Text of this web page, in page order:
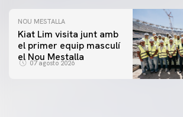
NOU MESTALLA
Kiat Lim visita junt amb
el primer equip masculí
el Nou Mestalla
07 agosto 2026